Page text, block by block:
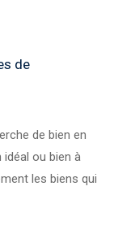
de
de bien en
ou bien à
les biens qui